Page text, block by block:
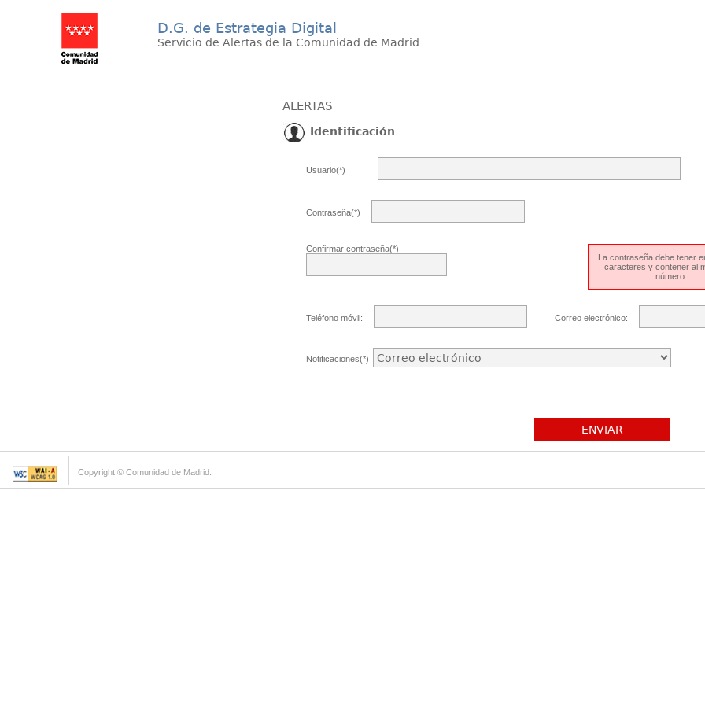
D.G. de Estrategia Digital
Servicio de Alertas de la Comunidad de Madrid
ALERTAS
Identificación
Usuario(*)
Contraseña(*)
Confirmar contraseña(*)
La contraseña debe tener
caracteres y contener al
número.
Teléfono móvil: Correo electrónico:
Notificaciones(*)
ENVIAR
Copyright © Comunidad de Madrid.